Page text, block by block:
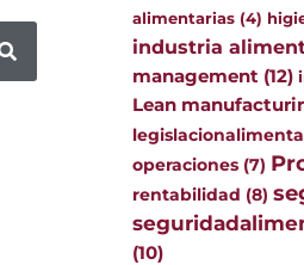
alimentarias (4)
industria
management (12)
Lean
operaciones (7)
rentabilidad (8)
(10)